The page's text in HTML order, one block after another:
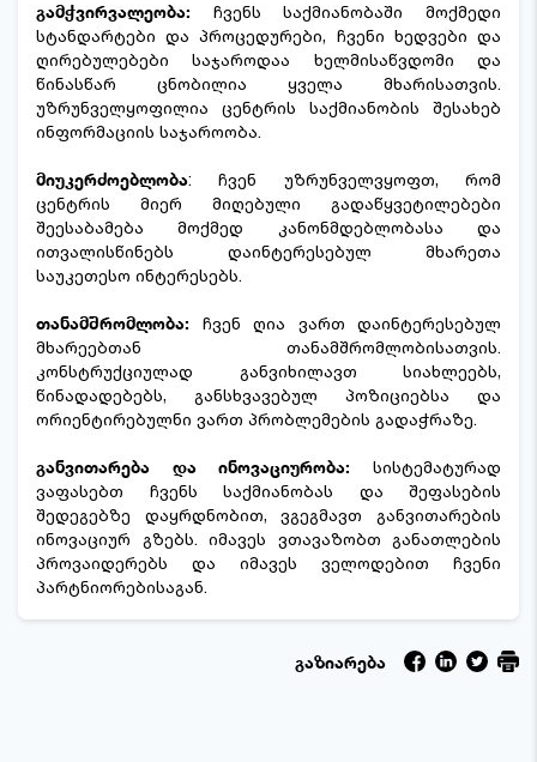
გამჭვირვალეობა: ჩვენს საქმიანობაში მოქმედი
სტანდარტები და პროცედურები, ჩვენი ხედვები და
ღირებულებები საჯაროდაა ხელმისაწვდომი და
წინასწარ ცნობილია ყველა მხარისათვის.
უზრუნველყოფილია ცენტრის საქმიანობის შესახებ
ინფორმაციის საჯაროობა.
მიუკერძოებლობა: ჩვენ უზრუნველვყოფთ, რომ
ცენტრის მიერ მიღებული გადაწყვეტილებები
შეესაბამება მოქმედ კანონმდებლობასა და
ითვალისწინებს დაინტერესებულ მხარეთა
საუკეთესო ინტერესებს.
თანამშრომლობა: ჩვენ ღია ვართ დაინტერესებულ
მხარეებთან თანამშრომლობისათვის.
კონსტრუქციულად განვიხილავთ სიახლეებს,
წინადადებებს, განსხვავებულ პოზიციებსა და
ორიენტირებულნი ვართ პრობლემების გადაჭრაზე.
განვითარება და ინოვაციურობა: სისტემატურად
ვაფასებთ ჩვენს საქმიანობას და შეფასების
შედეგებზე დაყრდნობით, ვგეგმავთ განვითარების
ინოვაციურ გზებს. იმავეს ვთავაზობთ განათლების
პროვაიდერებს და იმავეს ველოდებით ჩვენი
პარტნიორებისაგან.
გაზიარება